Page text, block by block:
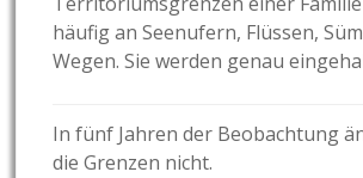
häufig an Seenufern, Flüssen,
Wegen. Sie werden genau
In fünf Jahren der Beobachtung
die Grenzen nicht.